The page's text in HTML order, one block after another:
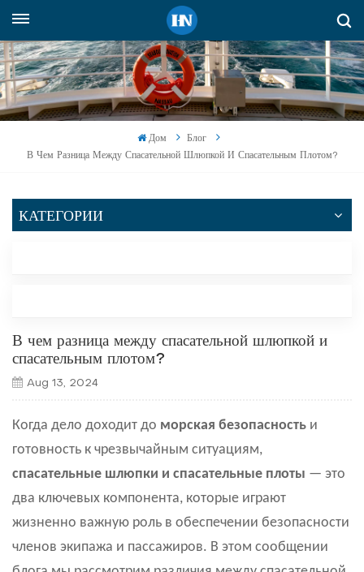
Русский
English
русский
español
العربية
Дом
Блог
В Чем Разница Между Спасательной Шлюпкой И Спасательным Плотом?
КАТЕГОРИИ
В чем разница между спасательной шлюпкой и
спасательным плотом?
Aug 13, 2024
Когда дело доходит до морская безопасность и
готовность к чрезвычайным ситуациям,
спасательные шлюпки и спасательные плоты — это
два ключевых компонента, которые играют
жизненно важную роль в обеспечении безопасности
членов экипажа и пассажиров. В этом сообщении